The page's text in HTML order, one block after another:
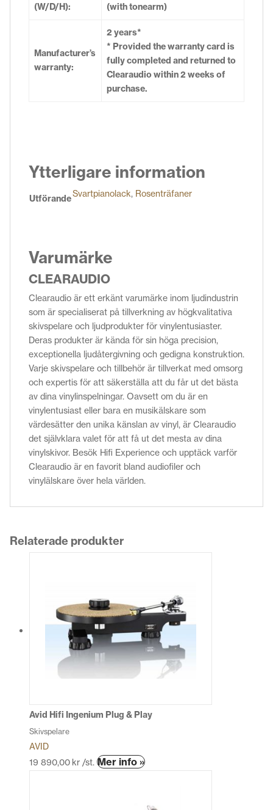
(W/D/H):
(with tonearm)
Manufacturer’s
warranty:
2 years*
* Provided the warranty card is
fully completed and returned to
Clearaudio within 2 weeks of
purchase.
Ytterligare information
UtförandeSvartpianolack, Rosenträfaner
Varumärke
CLEARAUDIO
Clearaudio är ett erkänt varumärke inom ljudindustrin
som är specialiserat på tillverkning av högkvalitativa
skivspelare och ljudprodukter för vinylentusiaster.
Deras produkter är kända för sin höga precision,
exceptionella ljudåtergivning och gedigna konstruktion.
Varje skivspelare och tillbehör är tillverkat med omsorg
och expertis för att säkerställa att du får ut det bästa
av dina vinylinspelningar. Oavsett om du är en
vinylentusiast eller bara en musikälskare som
värdesätter den unika känslan av vinyl, är Clearaudio
det självklara valet för att få ut det mesta av dina
vinylskivor. Besök Hifi Experience och upptäck varför
Clearaudio är en favorit bland audiofiler och
vinylälskare över hela världen.
Relaterade produkter
Avid Hifi Ingenium Plug & Play
Skivspelare
AVID
19 890,00 kr /st. Mer info »Den